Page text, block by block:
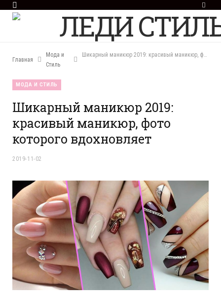
e
Главная
Мода и
Стиль
Шикарный маникюр 2019: красивый маникюр, фото которого вдохновляет
МОДА И СТИЛЬ
Шикарный маникюр 2019:
красивый маникюр, фото
которого вдохновляет
2019-11-02